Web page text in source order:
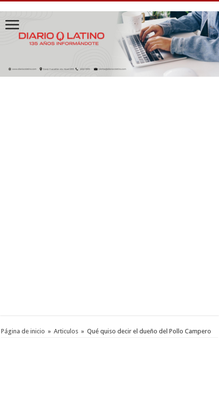
Página de inicio » Articulos » Qué quiso decir el dueño del Pollo Campero